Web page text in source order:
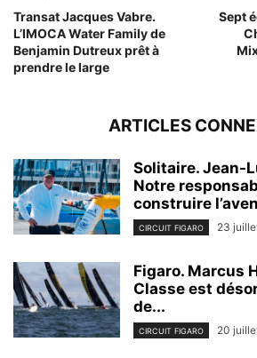
Transat Jacques Vabre.
L’IMOCA Water Family de
Benjamin Dutreux prêt à
prendre le large
Sept
ARTICLES
Solitaire. Jean-
Notre
construire
CIRCUIT FIGARO 23
Figaro. Marcus
Classe est
de...
CIRCUIT FIGARO 20